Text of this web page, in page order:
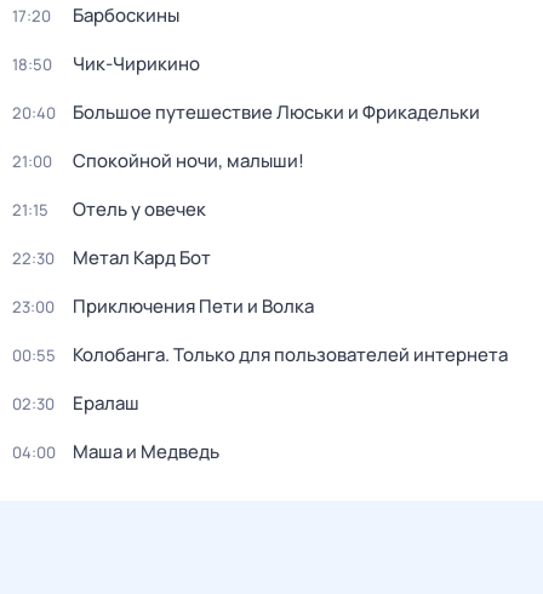
17:20 Барбоскины
18:50 Чик-Чирикино
20:40 Большое путешествие Люськи и Фрикадельки
21:00 Спокойной ночи, малыши!
21:15 Отель у овечек
22:30 Метал Кард Бот
23:00 Приключения Пети и Волка
00:55 Колобанга. Только для пользователей интернета
02:30 Ералаш
04:00 Маша и Медведь